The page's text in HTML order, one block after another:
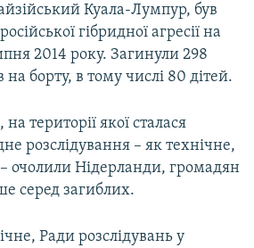
Куала-Лумпур, був
гібридної агресії на
2014 року. Загинули 298
на борту, в тому числі 80 дітей.
території якої сталася
розслідування – як технічне,
очолили Нідерланди, громадян
серед загиблих.
Ради розслідувань у